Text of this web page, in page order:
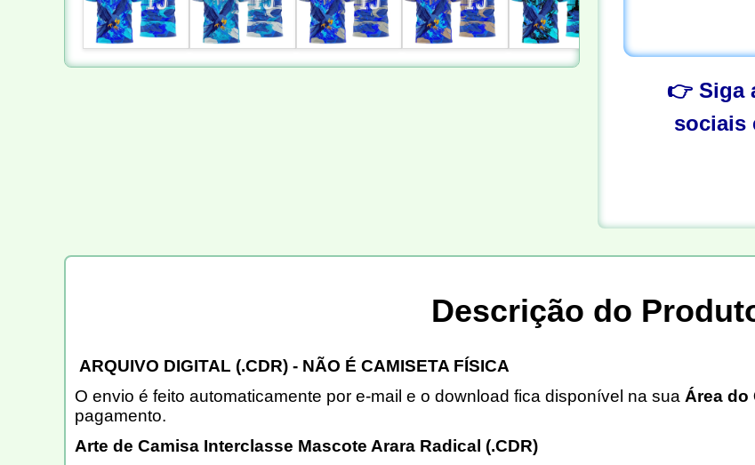
👉 Siga
sociais
Descrição do
ARQUIVO DIGITAL (.CDR) - NÃO É CAMISETA FÍSICA
O envio é feito automaticamente por e-mail e o download fica disponível na sua Área do
pagamento.
Arte de Camisa Interclasse Mascote Arara Radical (.CDR)